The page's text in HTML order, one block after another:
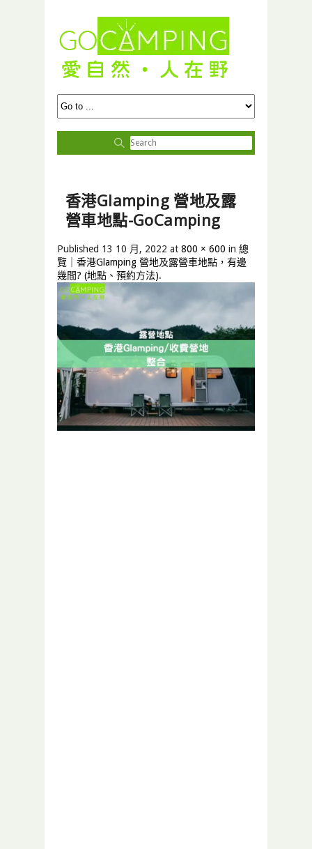
香港Glamping 營地及露
營車地點-GoCamping
Published 13 10 月, 2022 at 800 × 600 in 總
覽｜香港Glamping 營地及露營車地點，有邊
幾間? (地點、預約方法).